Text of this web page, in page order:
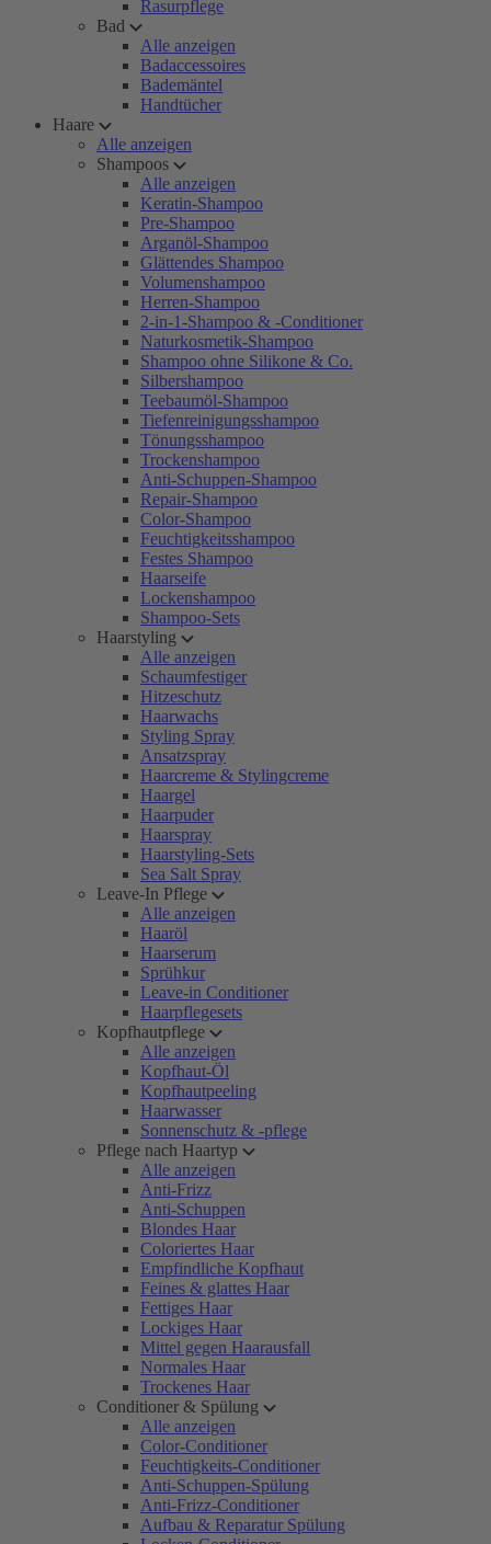
Rasurpflege
Bad
Alle anzeigen
Badaccessoires
Bademäntel
Handtücher
Haare
Alle anzeigen
Shampoos
Alle anzeigen
Keratin-Shampoo
Pre-Shampoo
Arganöl-Shampoo
Glättendes Shampoo
Volumenshampoo
Herren-Shampoo
2-in-1-Shampoo & -Conditioner
Naturkosmetik-Shampoo
Shampoo ohne Silikone & Co.
Silbershampoo
Teebaumöl-Shampoo
Tiefenreinigungsshampoo
Tönungsshampoo
Trockenshampoo
Anti-Schuppen-Shampoo
Repair-Shampoo
Color-Shampoo
Feuchtigkeitsshampoo
Festes Shampoo
Haarseife
Lockenshampoo
Shampoo-Sets
Haarstyling
Alle anzeigen
Schaumfestiger
Hitzeschutz
Haarwachs
Styling Spray
Ansatzspray
Haarcreme & Stylingcreme
Haargel
Haarpuder
Haarspray
Haarstyling-Sets
Sea Salt Spray
Leave-In Pflege
Alle anzeigen
Haaröl
Haarserum
Sprühkur
Leave-in Conditioner
Haarpflegesets
Kopfhautpflege
Alle anzeigen
Kopfhaut-Öl
Kopfhautpeeling
Haarwasser
Sonnenschutz & -pflege
Pflege nach Haartyp
Alle anzeigen
Anti-Frizz
Anti-Schuppen
Blondes Haar
Coloriertes Haar
Empfindliche Kopfhaut
Feines & glattes Haar
Fettiges Haar
Lockiges Haar
Mittel gegen Haarausfall
Normales Haar
Trockenes Haar
Conditioner & Spülung
Alle anzeigen
Color-Conditioner
Feuchtigkeits-Conditioner
Anti-Schuppen-Spülung
Anti-Frizz-Conditioner
Aufbau & Reparatur Spülung